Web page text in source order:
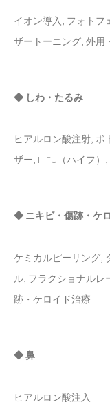
イオン導入, フォトフ
ザートーニング, 外用
◆ しわ・たるみ
ヒアルロン酸注射, ボ
ザー, HIFU（ハイフ）
◆ ニキビ・傷跡・ケ
ケミカルピーリング,
ル, フラクショナルレ
跡・ケロイド治療
◆ 鼻
ヒアルロン酸注入